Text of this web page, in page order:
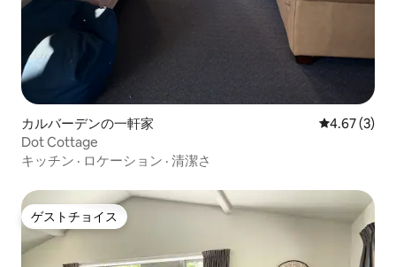
カルバーデンの一軒家 レビュー3
4.67 (3)
Dot Cottage
キッチン · ロケーション · 清潔さ
ゲストチョイス
ゲストチョイス